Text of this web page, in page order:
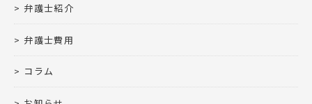
弁護士紹介
弁護士費用
コラム